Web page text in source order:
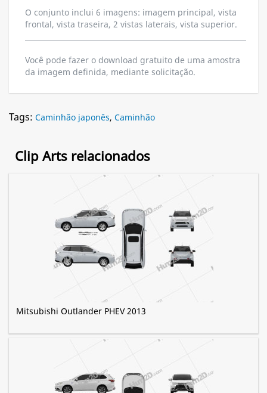
O conjunto inclui 6 imagens: imagem principal, vista
frontal, vista traseira, 2 vistas laterais, vista superior.
Você pode fazer o download gratuito de uma amostra
da imagem definida, mediante solicitação.
Tags: Caminhão japonês, Caminhão
Clip Arts relacionados
Mitsubishi Outlander PHEV 2013